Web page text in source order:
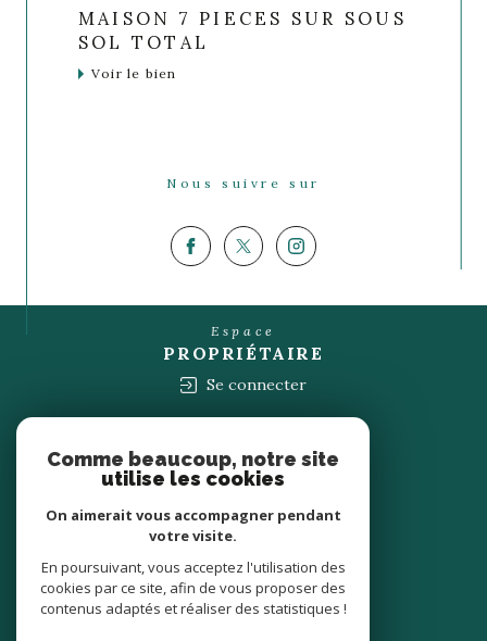
MAISON 7 PIECES SUR SOUS
SOL TOTAL
Voir le bien
Nous suivre sur
Espace
PROPRIÉTAIRE
Se connecter
ADHÉRONS
Comme beaucoup, notre site
utilise les cookies
On aimerait vous accompagner pendant
votre visite.
En poursuivant, vous acceptez l'utilisation des
cookies par ce site, afin de vous proposer des
contenus adaptés et réaliser des statistiques !